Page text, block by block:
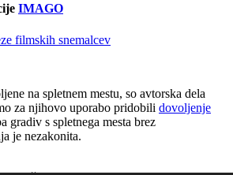
IMAGO
filmskih snemalcev
na spletnem mestu, so avtorska dela
za njihovo uporabo pridobili dovoljenje
gradiv s spletnega mesta brez
je nezakonita.